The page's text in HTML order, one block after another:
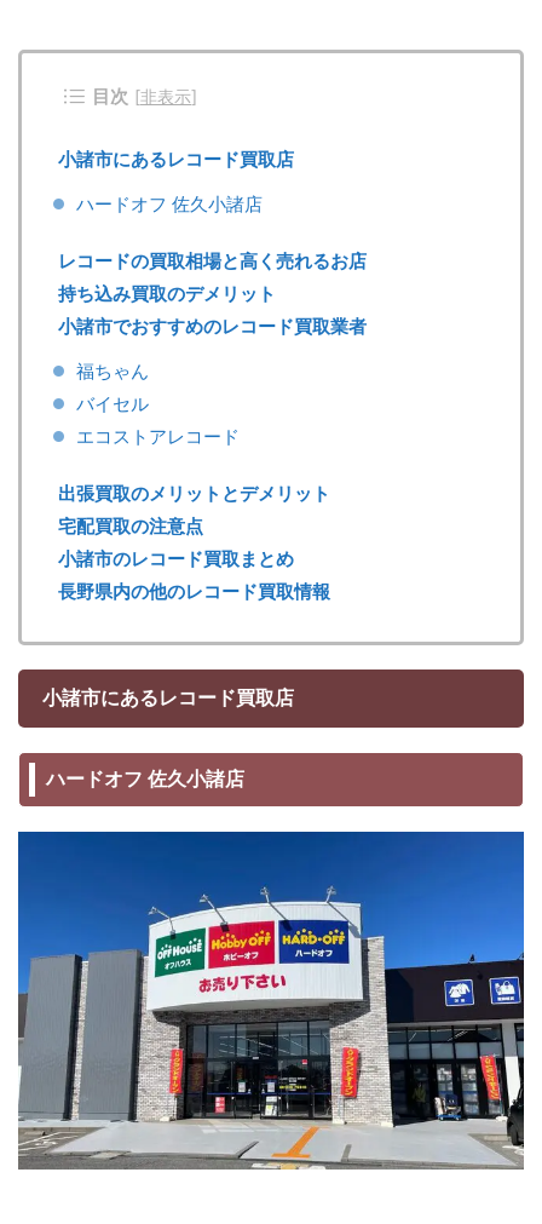
目次 [非表示]
小諸市にあるレコード買取店
ハードオフ 佐久小諸店
レコードの買取相場と高く売れるお店
持ち込み買取のデメリット
小諸市でおすすめのレコード買取業者
福ちゃん
バイセル
エコストアレコード
出張買取のメリットとデメリット
宅配買取の注意点
小諸市のレコード買取まとめ
長野県内の他のレコード買取情報
小諸市にあるレコード買取店
ハードオフ 佐久小諸店